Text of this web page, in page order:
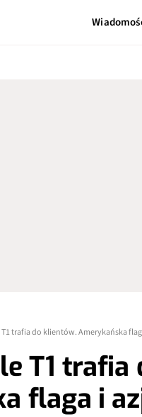
trafia do klientów. Amerykańska
T1 trafia
flaga i